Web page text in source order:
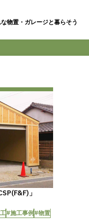
物置・ガレージと暮らそう
」
#施工事例#物置